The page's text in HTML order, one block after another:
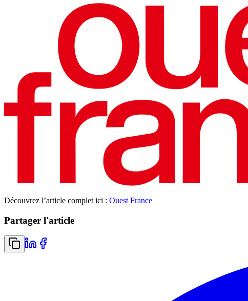
Découvrez l’article complet ici : Ouest France
Partager l'article